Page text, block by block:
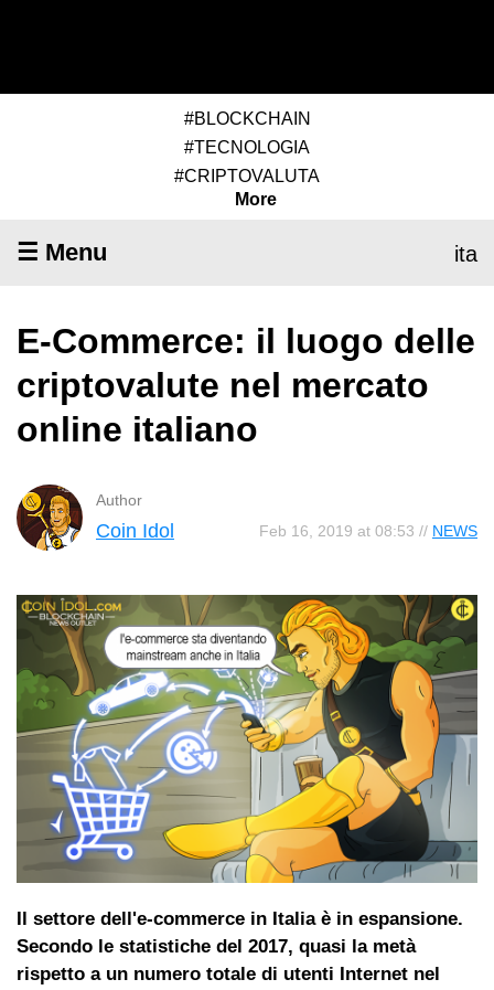
#BLOCKCHAIN
#TECNOLOGIA
#CRIPTOVALUTA
More
☰ Menu ita
E-Commerce: il luogo delle
criptovalute nel mercato
online italiano
Feb 16, 2019 at 08:53 // NEWS
Author
Coin Idol
Il settore dell'e-commerce in Italia è in espansione.
Secondo le statistiche del 2017, quasi la metà
rispetto a un numero totale di utenti Internet nel